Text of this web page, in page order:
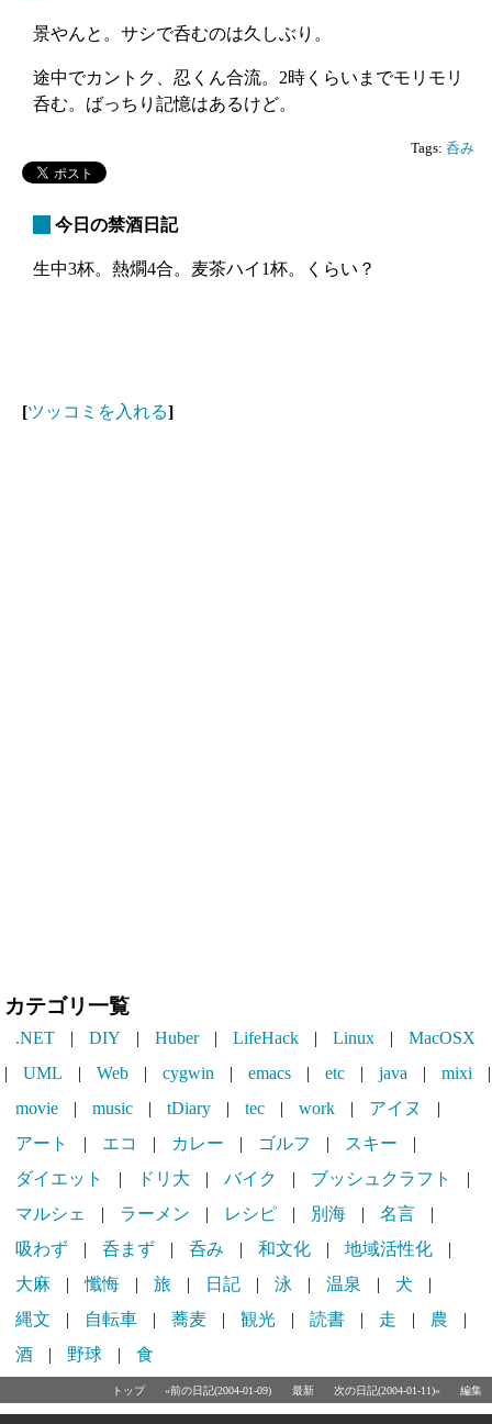
景やんと。サシで呑むのは久しぶり。
途中でカントク、忍くん合流。2時くらいまでモリモリ
呑む。ばっちり記憶はあるけど。
Tags: 呑み
今日の禁酒日記
生中3杯。熱燗4合。麦茶ハイ1杯。くらい？
[ツッコミを入れる]
カテゴリ一覧
.NET | DIY | Huber | LifeHack | Linux |
MacOSX
|
UML | Web | cygwin | emacs | etc | java | mixi
|
movie
| music | tDiary | tec | work | アイヌ
|
アート
| エコ | カレー | ゴルフ | スキー
|
ダイエット
| ドリ大 | バイク | ブッシュクラフト
|
マルシェ
| ラーメン | レシピ | 別海 | 名言
|
吸わず
| 呑まず | 呑み | 和文化 | 地域活性化
|
大麻
| 懺悔 | 旅 | 日記 | 泳 | 温泉 | 犬
|
縄文
| 自転車 | 蕎麦 | 観光 | 読書 | 走 | 農
|
酒
| 野球 | 食
トップ «前の日記(2004-01-09) 最新 次の日記(2004-01-11)» 編集